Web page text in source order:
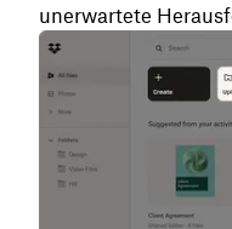
unerwartete